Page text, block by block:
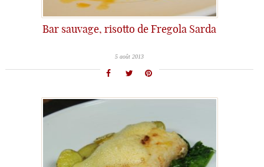
Bar sauvage, risotto de Fregola Sarda
5 août 2013